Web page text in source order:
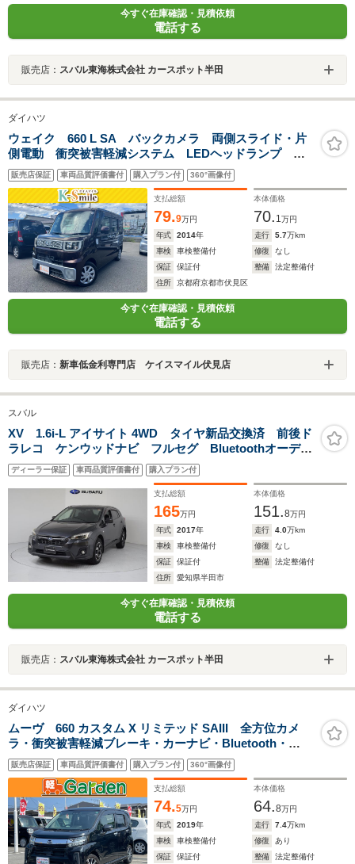
今すぐ在庫確認・見積依頼
電話する
販売店： スバル東海株式会社 カースポット半田
ダイハツ
ウェイク 660 L SA バックカメラ 両側スライド・片
側電動 衝突被害軽減システム LEDヘッドランプ ス
マートキー アイドリングストップ 電動格納ミラー
ベンチシート CVT 盗難防止システム ABS CD
販売店保証 車両品質評価書付 購入プラン付 360°画像付
支払総額
79.9万円
本体価格
70. 1万円
年式
2014年 走行 5.7万km
車検
車検整備付 修復
なし
保証
保証付 整備
法定整備付
住所
京都府京都市伏見区
今すぐ在庫確認・見積依頼
電話する
販売店： 新車低金利専門店 ケイスマイル伏見店
スバル
XV 1.6i-L アイサイト 4WD タイヤ新品交換済 前後ド
ラレコ ケンウッドナビ フルセグ Bluetoothオーディ
オ USB バックカメラ ETC2.0 ハイビームアシス
ト リヤビークルディテクション LEDヘッドライト
ディーラー保証 車両品質評価書付 購入プラン付
支払総額
165万円
本体価格
151.8万円
年式
2017年 走行 4.0万km
車検
車検整備付 修復
なし
保証
保証付 整備
法定整備付
住所
愛知県半田市
今すぐ在庫確認・見積依頼
電話する
販売店： スバル東海株式会社 カースポット半田
ダイハツ
ムーヴ 660 カスタム X リミテッド SAIII 全方位カメ
ラ・衝突被害軽減ブレーキ・カーナビ・Bluetooth・
ETC・禁煙車・フルセグTV・CD/DVD再生・スマートキ
ー&プッシュスタート・ベンチシート・ルームクリーニン
販売店保証 車両品質評価書付 購入プラン付 360°画像付
支払総額
74.5万円
本体価格
64.8万円
年式
2019年 走行 7.4万km
車検
車検整備付 修復
あり
保証
保証付 整備
法定整備付